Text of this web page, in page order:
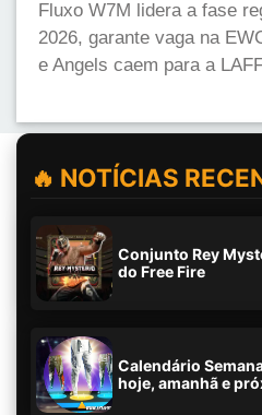
Fluxo W7M lidera a fase
2026, garante vaga na
e Angels caem para a
🔥 NOTÍCIAS
Conjunto Rey
do Free Fire
Calendário
hoje, amanhã e